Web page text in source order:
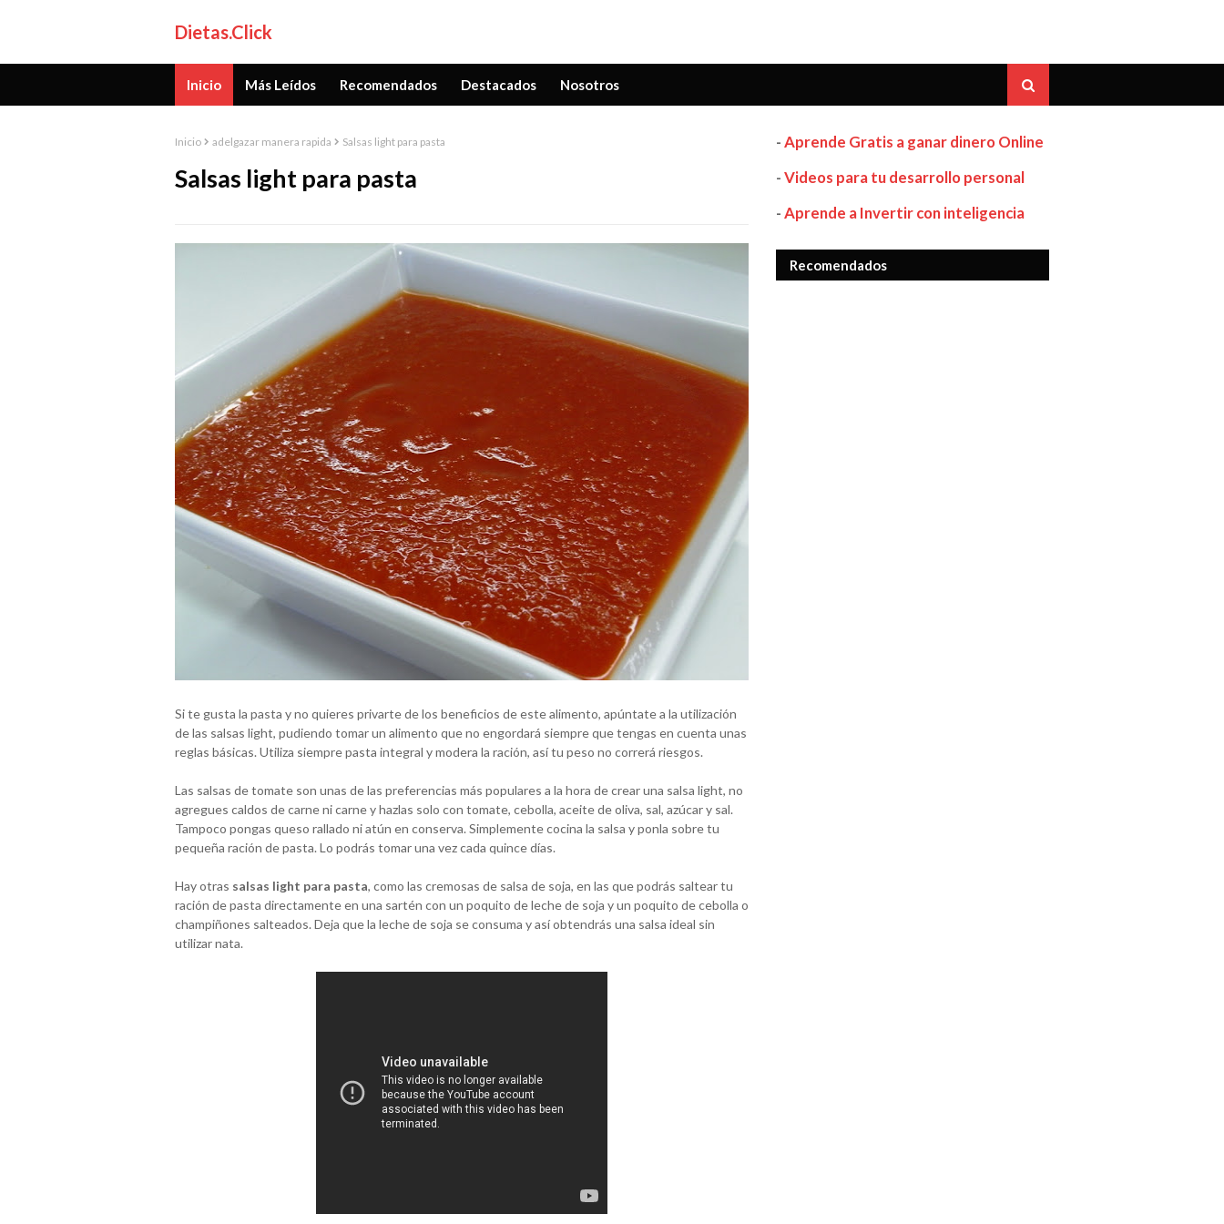
Dietas.Click
Inicio Más Leídos Recomendados Destacados Nosotros
Inicio adelgazar manera rapida Salsas light para pasta
Salsas light para pasta
Si te gusta la pasta y no quieres privarte de los beneficios de este alimento, apúntate a la utilización
de las salsas light, pudiendo tomar un alimento que no engordará siempre que tengas en cuenta unas
reglas básicas. Utiliza siempre pasta integral y modera la ración, así tu peso no correrá riesgos.
Las salsas de tomate son unas de las preferencias más populares a la hora de crear una salsa light, no
agregues caldos de carne ni carne y hazlas solo con tomate, cebolla, aceite de oliva, sal, azúcar y sal.
Tampoco pongas queso rallado ni atún en conserva. Simplemente cocina la salsa y ponla sobre tu
pequeña ración de pasta. Lo podrás tomar una vez cada quince días.
Hay otras salsas light para pasta, como las cremosas de salsa de soja, en las que podrás saltear tu
ración de pasta directamente en una sartén con un poquito de leche de soja y un poquito de cebolla o
champiñones salteados. Deja que la leche de soja se consuma y así obtendrás una salsa ideal sin
utilizar nata.
-Aprende Gratis a ganar dinero Online
-Videos para tu desarrollo personal
-Aprende a Invertir con inteligencia
Recomendados